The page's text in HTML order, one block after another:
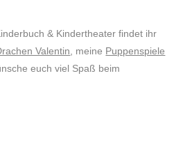
& Kindertheater findet ihr
Valentin , meine Puppenspiele
euch viel Spaß beim